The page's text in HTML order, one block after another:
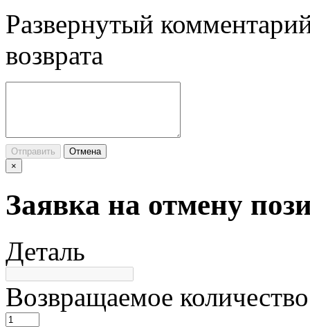
Развернутый
возврата
Отправить
Отмена
×
Заявка на отмену
Деталь
Возвращаемое количество